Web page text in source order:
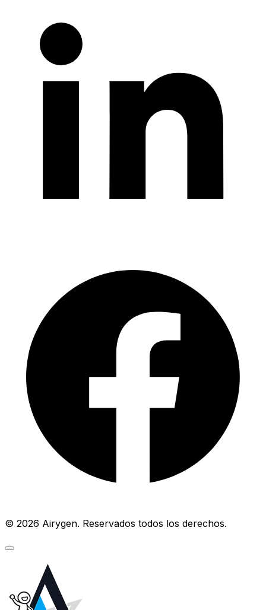
© 2026 Airygen. Reservados todos los derechos.